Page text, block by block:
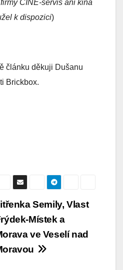
CINE-servis ani kina
k dispozici)
článku děkuji Dušanu
Brickbox.
Semily, Vlast
Místek a
ve Veselí nad